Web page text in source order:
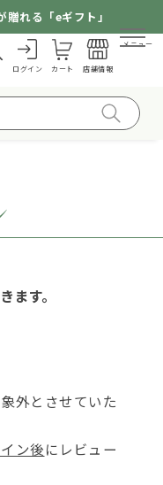
れる「eギフト」
ログイン カート 店舗情報
メニュー
ます。
外とさせていた
ン後にレビュー